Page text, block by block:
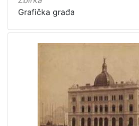
Grafička građa